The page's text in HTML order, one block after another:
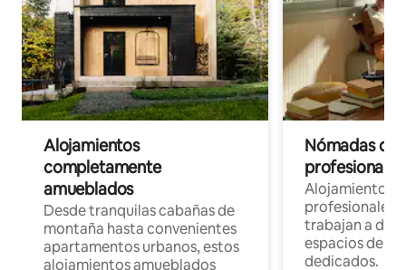
Alojamientos
completamente
amueblados
Desde tranquilas cabañas de
montaña hasta convenientes
apartamentos urbanos, estos
alojamientos amueblados
Nómadas
Alojamientos
profesionales
trabajan a
espacios de
dedicados.